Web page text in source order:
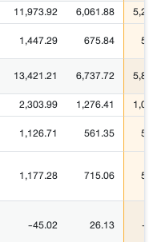
11,973.92 6,061.88
1,447.29 675.84
13,421.21 6,737.72
2,303.99 1,276.41
1,126.71 561.35
1,177.28 715.06
-45.02 26.13 -